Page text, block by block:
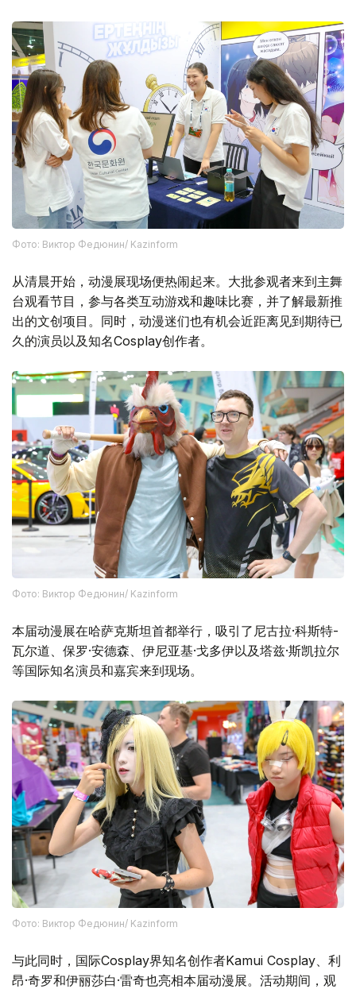
Фото: Виктор Федюнин/ Kazinform
从清晨开始，动漫展现场便热闹起来。大批参观者来到主舞
台观看节目，参与各类互动游戏和趣味比赛，并了解最新推
出的文创项目。同时，动漫迷们也有机会近距离见到期待已
久的演员以及知名Cosplay创作者。
Фото: Виктор Федюнин/ Kazinform
本届动漫展在哈萨克斯坦首都举行，吸引了尼古拉·科斯特-
瓦尔道、保罗·安德森、伊尼亚基·戈多伊以及塔兹·斯凯拉尔
等国际知名演员和嘉宾来到现场。
Фото: Виктор Федюнин/ Kazinform
与此同时，国际Cosplay界知名创作者Kamui Cosplay、利
昂·奇罗和伊丽莎白·雷奇也亮相本届动漫展。活动期间，观